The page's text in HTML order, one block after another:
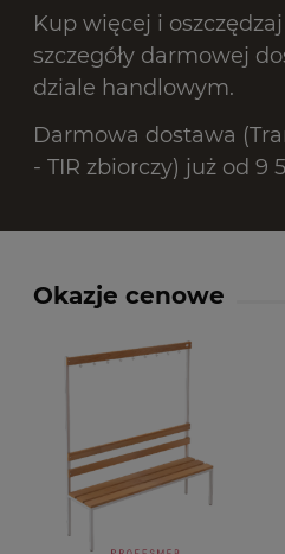
Kup więcej i
szczegóły darmowej
dziale handlowym.
Darmowa dostawa
- TIR zbiorczy) już od 9
Okazje cenowe